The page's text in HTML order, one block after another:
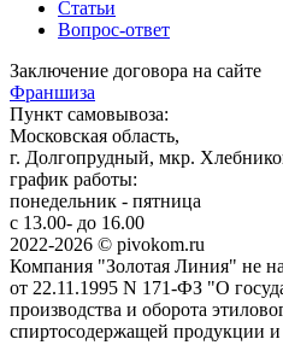
Статьи
Вопрос-ответ
Заключение договора на сайте
Франшиза
Пункт самовывоза:
Московская область,
г. Долгопрудный, мкр.
график работы:
понедельник - пятница
с 13.00- до 16.00
2022-2026 © pivokom.ru
Компания "Золотая Линия" не
от 22.11.1995 N 171-ФЗ "О
производства и оборота
спиртосодержащей продукции